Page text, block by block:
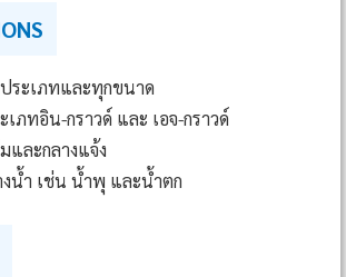
ระเภทและทุกขนาด
เภทอิน-กราวด์ และ เอจ-กราวด์
ละกลางแจ้ง
น้ำ เช่น น้ำพุ และน้ำตก